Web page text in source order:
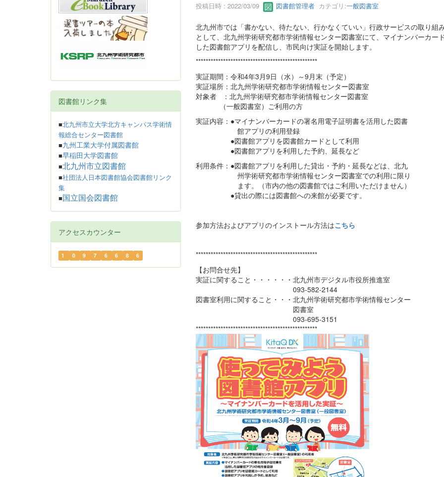
投稿日時 : 2022/03/09 図書館管理者カテゴリ:一般図書室
北九州市では「書かない、待たない、行かなくていい」行政サービスの取り組
として、北九州学術研究都市学術情報センター図書室にて、マイナンバーカー
した図書館アプリを配信し、市民向け実証を開始します。
*************************************************
実証期間：令和4年3月9日（水）～9月末（予定）
実証場所：北九州学術研究都市学術情報センター図書室
対象者 ：北九州学術研究都市学術情報センター図書室
（一般図書室）ご利用の方
実証内容：●マイナンバーカードの署名用電子証明書を活用した図書
館アプリの利用登録
●図書館アプリを図書館カードとして利用
●図書館アプリを利用した予約、延長など
利用条件：●図書館アプリを利用した貸出・予約・延長などは、北九
州学術研究都市学術情報センター図書室での利用に限り
ます。（市内の他の図書館ではご利用いただけません）
●貸出の際には図書館への来館が必要です。
参加方法およびアプリのインストール方法はこちら
*************************************************
【お問合せ先】
実証に関すること・・・・・・北九州市デジタル市役所推進室
093-582-2144
図書室利用に関すること・・・北九州学術研究都市学術情報センター
図書室
093-695-3151
*************************************************
図書館リンク集
■北九州市立大学北方キャンパス学術情
報総合センター図書館
■九州工業大学付属図書館
■早稲田大学図書館
■北九州市立図書館
■社団法人日本図書館協会図書館リンク
集
■ 国立国会図書館
アクセスカウンター
1 0 9 7 6 6 8 6